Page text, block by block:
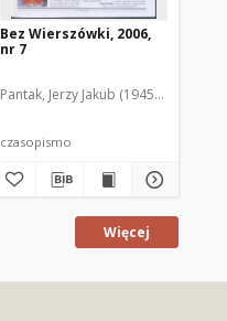
Bez Wierszówki, 2006,
nr 7
Pantak, Jerzy Jakub (1945- ). Red.
czasopismo
Więcej